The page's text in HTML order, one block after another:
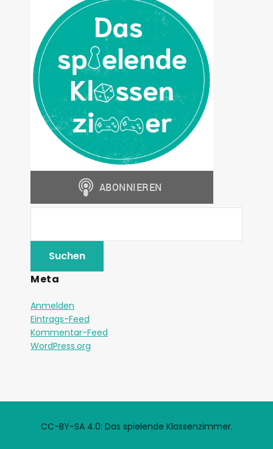
Meta
Anmelden
Eintrags-Feed
Kommentar-Feed
WordPress.org
CC-BY-SA 4.0: Das spielende Klassenzimmer.